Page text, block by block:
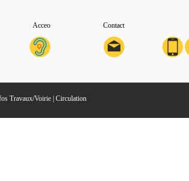
Acceo Contact
Travaux/Voirie | Circulation